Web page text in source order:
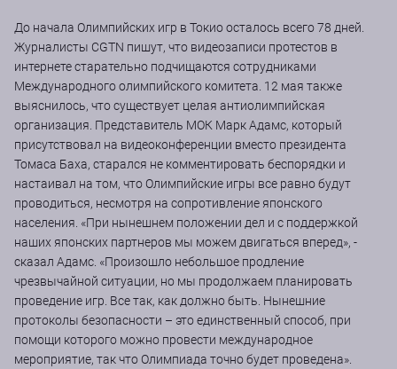
До начала Олимпийских игр в Токио осталось всего 78 дней.
Журналисты CGTN пишут, что видеозаписи протестов в
интернете старательно подчищаются сотрудниками
Международного олимпийского комитета. 12 мая также
выяснилось, что существует целая антиолимпийская
организация. Представитель МОК Марк Адамс, который
присутствовал на видеоконференции вместо президента
Томаса Баха, старался не комментировать беспорядки и
настаивал на том, что Олимпийские игры все равно будут
проводиться, несмотря на сопротивление японского
населения. «При нынешнем положении дел и с поддержкой
наших японских партнеров мы можем двигаться вперед», -
сказал Адамс. «Произошло небольшое продление
чрезвычайной ситуации, но мы продолжаем планировать
проведение игр. Все так, как должно быть. Нынешние
протоколы безопасности – это единственный способ, при
помощи которого можно провести международное
мероприятие, так что Олимпиада точно будет проведена».